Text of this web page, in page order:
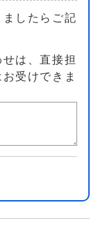
したらご記
は、直接担
受けできま